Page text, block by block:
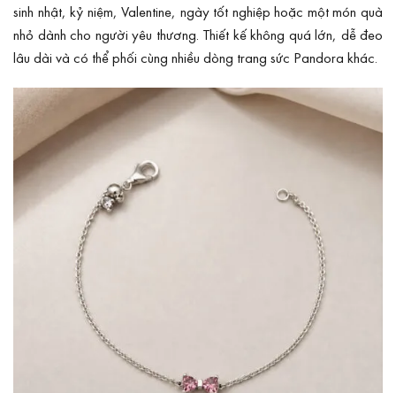
sinh nhật, kỷ niệm, Valentine, ngày tốt nghiệp hoặc một món quà
nhỏ dành cho người yêu thương. Thiết kế không quá lớn, dễ đeo
lâu dài và có thể phối cùng nhiều dòng trang sức Pandora khác.